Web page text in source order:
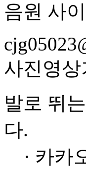
음원 사
사진영상
발로 뛰
다.
· 카카